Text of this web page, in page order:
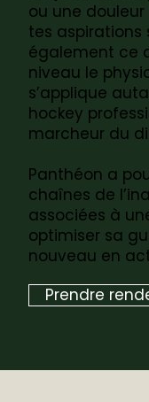
ou une
tes aspirations
également ce
niveau le
s’applique
hockey
marcheur du
Panthéon a
chaînes de
associées à
optimiser sa
nouveau en
Prendre